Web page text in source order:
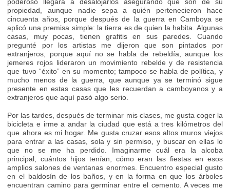
propiedad, aunque nadie sepa a quién pertenecieron hace
cincuenta años, porque después de la guerra en Camboya se
aplicó una premisa simple: la tierra es de quien la habita. Algunas
casas, muy pocas, tienen grafitis en sus paredes. Cuando
pregunté por los artistas me dijeron que son pintados por
extranjeros, porque aquí no se habla de rebeldía, aunque los
jemeres rojos lideraron un movimiento rebelde y de resistencia
que tuvo “éxito” en su momento; tampoco se habla de política, y
mucho menos de la guerra, que aunque ya se terminó sigue
presente en estas casas que les recuerdan a camboyanos y a
extranjeros que aquí pasó algo serio.
Por las tardes, después de terminar mis clases, me gusta coger la
bicicleta e irme a andar la ciudad que está a tres kilómetros del
que ahora es mi hogar. Me gusta cruzar esos altos muros viejos
para entrar a las casas, sola y sin permiso, y buscar en ellas lo
que no se me ha perdido. Imaginarme cuál era la alcoba
principal, cuántos hijos tenían, cómo eran las fiestas en esos
amplios salones de ventanas enormes. Encuentro especial gusto
en el baldosín de los baños, y en la forma en que los árboles
encuentran camino para germinar entre el cemento. A veces me